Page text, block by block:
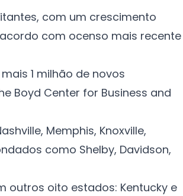
com um crescimento
acordo com ocenso mais recente
1 milhão de novos
Boyd Center for Business and
Memphis, Knoxville,
como Shelby, Davidson,
outros oito estados: Kentucky e